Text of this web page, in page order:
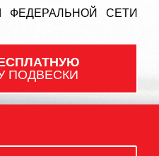
ФЕДЕРАЛЬНОЙ СЕТИ
ПОДВЕСКИ